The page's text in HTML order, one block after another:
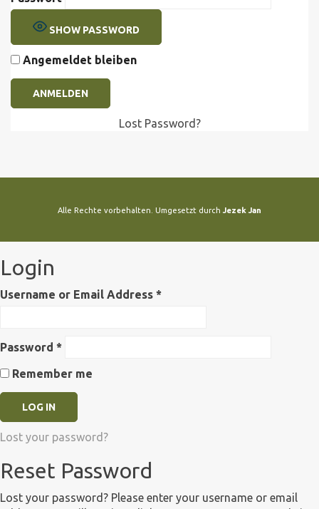
SHOW PASSWORD
Angemeldet bleiben
Lost Password?
Alle Rechte vorbehalten. Umgesetzt durch Jezek Jan
Login
Username or Email Address *
Password *
Remember me
Lost your password?
Reset Password
Lost your password? Please enter your username or email